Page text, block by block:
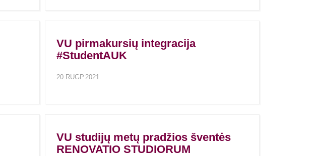
VU pirmakursių integracija
#StudentAUK
20.RUGP.2021
VU studijų metų pradžios šventės
RENOVATIO STUDIORUM